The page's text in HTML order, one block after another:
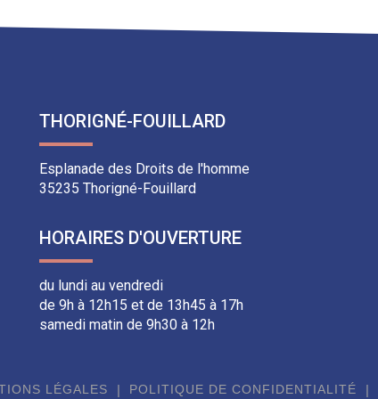
THORIGNÉ-FOUILLARD
Esplanade des Droits de l'homme
35235 Thorigné-Fouillard
HORAIRES D'OUVERTURE
du lundi au vendredi
de 9h à 12h15 et de 13h45 à 17h
samedi matin de 9h30 à 12h
LÉGALES POLITIQUE DE CONFIDENTIALITÉ